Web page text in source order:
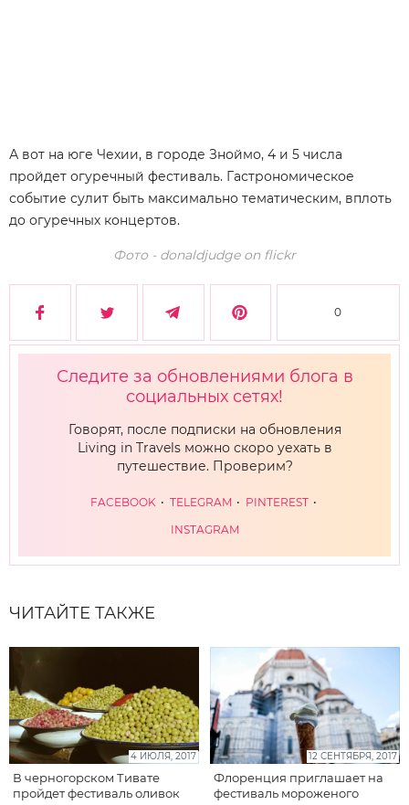
А вот на юге Чехии, в городе Зноймо, 4 и 5 числа
пройдет огуречный фестиваль. Гастрономическое
событие сулит быть максимально тематическим, вплоть
до огуречных концертов.
Фото - donaldjudge on flickr
0
Следите за обновлениями блога в
социальных сетях!
Говорят, после подписки на обновления
Living in Travels можно скоро уехать в
путешествие. Проверим?
FACEBOOK TELEGRAM
PINTEREST
INSTAGRAM
ЧИТАЙТЕ ТАКЖЕ
4 ИЮЛЯ, 2017
В черногорском Тивате
пройдет фестиваль оливок
12 СЕНТЯБРЯ, 2017
Флоренция приглашает на
фестиваль мороженого